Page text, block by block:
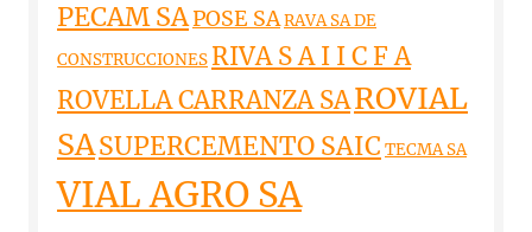
PECAM SAPOSE SARAVA SA DE
CONSTRUCCIONES RIVA S A I I C F A
ROVELLA CARRANZA SAROVIAL
SASUPERCEMENTO SAIC TECMA SA
VIAL AGRO SA